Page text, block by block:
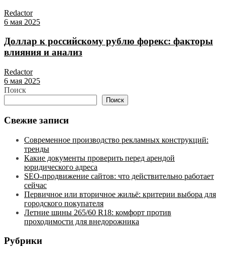
Redactor
6 мая 2025
Доллар к российскому рублю форекс: факторы
влияния и анализ
Redactor
6 мая 2025
Поиск
Поиск
Свежие записи
Современное производство рекламных конструкций:
тренды
Какие документы проверить перед арендой
юридического адреса
SEO-продвижение сайтов: что действительно работает
сейчас
Первичное или вторичное жильё: критерии выбора для
городского покупателя
Летние шины 265/60 R18: комфорт против
проходимости для внедорожника
Рубрики